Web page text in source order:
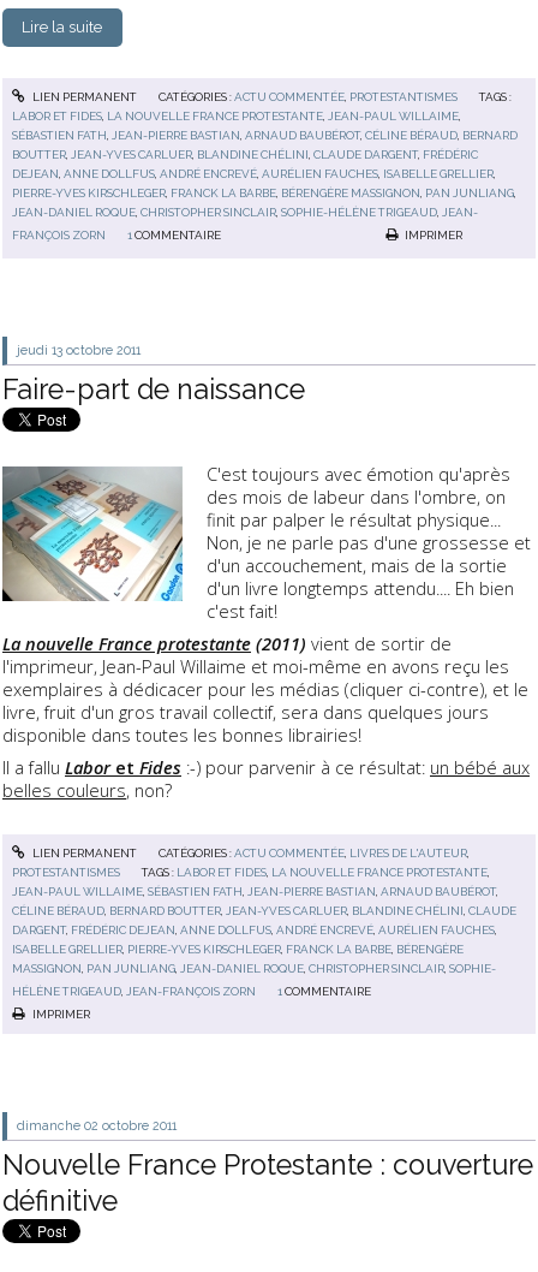
Lire la suite
LIEN PERMANENT CATÉGORIES :ACTU COMMENTÉE, PROTESTANTISMES
TAGS :
LABOR ET FIDES LA NOUVELLE FRANCE PROTESTANTE JEAN-PAUL WILLAIME
SÉBASTIEN FATH
JEAN-PIERRE BASTIAN ,ARNAUD BAUBÉROT,CÉLINE BÉRAUD BERNARD
BOUTTER
JEAN-YVES CARLUER BLANDINE CHÉLINI ,CLAUDE DARGENT, FRÉDÉRIC
DEJEAN ,ANNE DOLLFUS ,ANDRÉ ENCREVÉ ,AURÉLIEN FAUCHES ISABELLE GRELLIER
PIERRE-YVES KIRSCHLEGER FRANCK LA BARBE BÉRENGÈRE MASSIGNON PAN JUNLIANG
JEAN-DANIEL ROQUE ,CHRISTOPHER SINCLAIR ,SOPHIE-HÉLÈNE TRIGEAUD
JEAN-
FRANÇOIS ZORN
1 COMMENTAIRE IMPRIMER
jeudi 13 octobre 2011
Faire-part de naissance
C'est toujours avec émotion qu'après
des mois de labeur dans l'ombre, on
finit par palper le résultat physique...
Non, je ne parle pas d'une grossesse et
d'un accouchement, mais de la sortie
d'un livre longtemps attendu.... Eh bien
c'est fait!
La nouvelle France protestante (2011) vient de sortir de
l'imprimeur, Jean-Paul Willaime et moi-même en avons reçu les
exemplaires à dédicacer pour les médias (cliquer ci-contre), et le
livre, fruit d'un gros travail collectif, sera dans quelques jours
disponible dans toutes les bonnes librairies!
Il a fallu Laboret Fides :-) pour parvenir à ce résultat: un bébé aux
belles couleurs, non?
LIEN PERMANENT CATÉGORIES :ACTU COMMENTÉE, LIVRES DE L'AUTEUR,
PROTESTANTISMES
TAGS : LABOR ET FIDES LA NOUVELLE FRANCE PROTESTANTE
JEAN-PAUL WILLAIME ,SÉBASTIEN FATH JEAN-PIERRE BASTIAN ,ARNAUD BAUBÉROT,
CÉLINE BÉRAUD BERNARD BOUTTER JEAN-YVES CARLUER BLANDINE CHÉLINI ,CLAUDE
DARGENT, FRÉDÉRIC DEJEAN ,ANNE DOLLFUS ,ANDRÉ ENCREVÉ ,AURÉLIEN FAUCHES
ISABELLE GRELLIER PIERRE-YVES KIRSCHLEGER FRANCK LA BARBE BÉRENGÈRE
MASSIGNON PAN JUNLIANG JEAN-DANIEL ROQUE ,CHRISTOPHER SINCLAIR ,SOPHIE-
HÉLÈNE TRIGEAUD
JEAN-FRANÇOIS ZORN 1 COMMENTAIRE
IMPRIMER
dimanche 02 octobre 2011
Nouvelle France Protestante : couverture
définitive